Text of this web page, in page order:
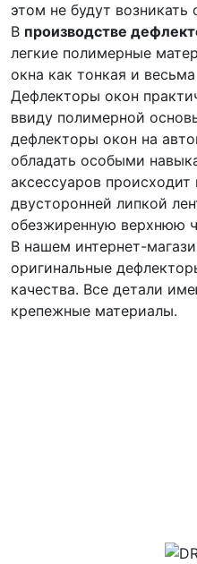
этом не будут возникать
В производстве
легкие полимерные
окна как тонкая и
Дефлекторы окон
ввиду полимерной
дефлекторы окон на
обладать особыми
аксессуаров
двусторонней липкой
обезжиренную верхнюю
В нашем интернет-
оригинальные
качества. Все детали
крепежные материалы.